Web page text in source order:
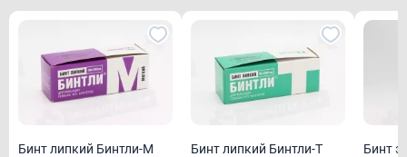
Бинт липкий Бинтли-М
Бинт липкий Бинтли-Т
Бинт